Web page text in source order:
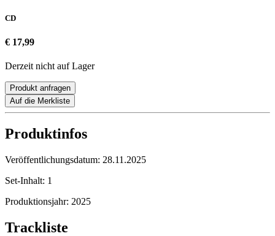
CD
€ 17,99
Derzeit nicht auf Lager
Produkt anfragen
Auf die Merkliste
Produktinfos
Veröffentlichungsdatum: 28.11.2025
Set-Inhalt: 1
Produktionsjahr: 2025
Trackliste